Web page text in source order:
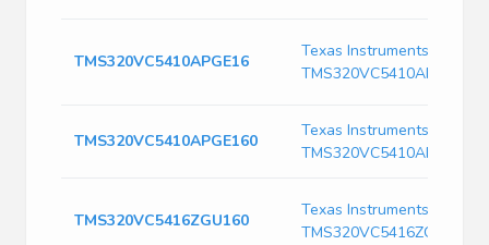
TMS320VC5410APGE16
Texas Instruments
TMS320VC5410APGE16
TMS320VC5410APGE160
Texas Instruments
TMS320VC5410APGE160
TMS320VC5416ZGU160
Texas Instruments
TMS320VC5416ZGU160